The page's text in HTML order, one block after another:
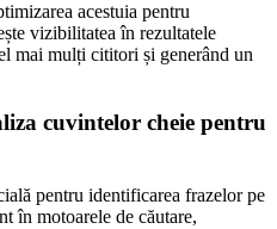
acestuia pentru
vizibilitatea în rezultatele
mai mulți cititori și generând un
cuvintelor cheie pentru
pentru identificarea frazelor pe
în motoarele de căutare,